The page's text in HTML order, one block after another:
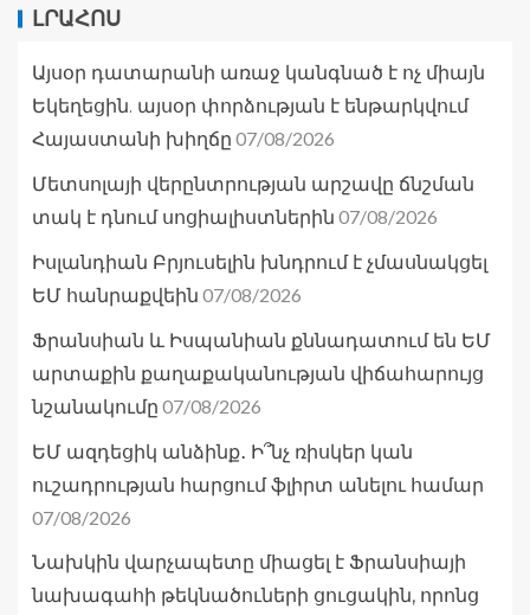
ԼՐԱՀՈՍ
Այսօր դատարանի առաջ կանգնած է ոչ միայն
Եկեղեցին. այսօր փորձության է ենթարկվում
Հայաստանի խիղճը 07/08/2026
Մետսոլայի վերընտրության արշավը ճնշման
տակ է դնում սոցիալիստներին 07/08/2026
Իսլանդիան Բրյուսելին խնդրում է չմասնակցել
ԵՄ հանրաքվեին 07/08/2026
Ֆրանսիան և Իսպանիան քննադատում են ԵՄ
արտաքին քաղաքականության վիճահարույց
նշանակումը 07/08/2026
ԵՄ ազդեցիկ անձինք․ Ի՞նչ ռիսկեր կան
ուշադրության հարցում ֆլիրտ անելու համար
07/08/2026
Նախկին վարչապետը միացել է Ֆրանսիայի
նախագահի թեկնածուների ցուցակին, որոնց